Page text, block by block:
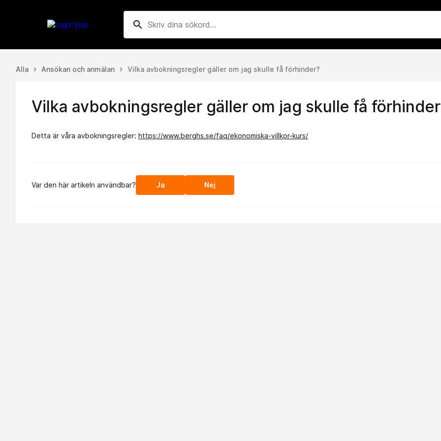
search
Alla keyboard_arrow_right Ansökan och anmälan keyboard_arrow_right Vilka avbokningsregler gäller om jag skulle få förhinder?
Vilka avbokningsregler gäller om jag skulle få
Detta är våra avbokningsregler: https://www.berghs.se/faq/ekonomiska-villkor-kurs/
Var den här artikeln användbar? Ja Nej